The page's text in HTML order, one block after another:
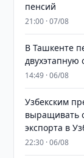
пенсий
21:00 · 07/08
В Ташкенте
двухэтапную
14:49 · 06/08
Узбекским
выращивать
экспорта в
22:30 · 06/08